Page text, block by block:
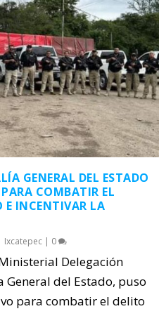
GENERAL DEL ESTADO
COMBATIR EL
E INCENTIVAR LA
Ixcatepec 0
Delegación
General del Estado, puso
para combatir el delito